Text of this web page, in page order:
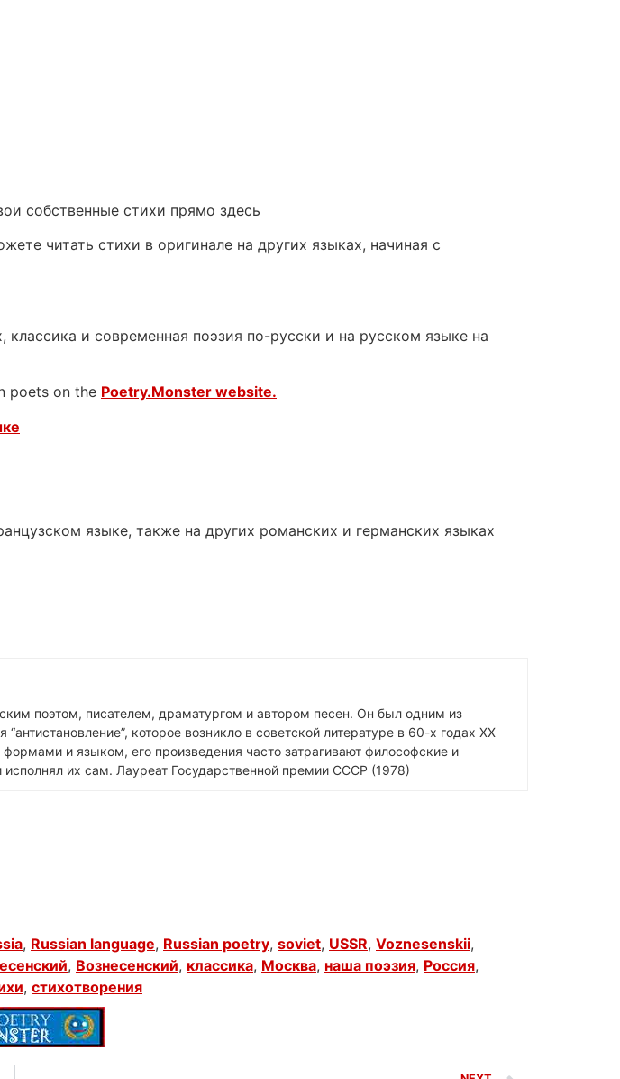
собственные стихи прямо здесь
читать стихи в оригинале на других языках, начиная с
и современная поэзия по-русски и на русском языке на
poets on the Poetry.Monster website.
языке, также на других романских и германских языках
поэтом, писателем, драматургом и автором песен. Он был одним из
которое возникло в советской литературе в 60-х годах XX
и языком, его произведения часто затрагивают философские и
их сам. Лауреат Государственной премии СССР (1978)
, Russian language, Russian poetry, soviet, USSR, Voznesenskii,
, Вознесенский, классика, Москва, наша поэзия, Россия,
, стихотворения